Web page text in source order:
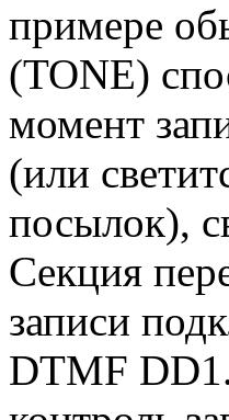
примере
(TONE)
момент
(или
посылок),
Секция
записи
DTMF